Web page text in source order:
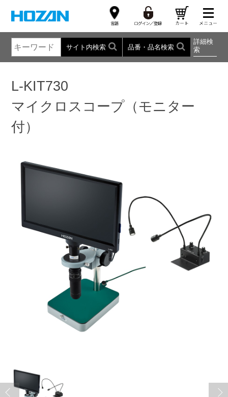
サイト内検索 品番・品名検索
詳細検
索
L-KIT730
マイクロスコープ（モニター
付）